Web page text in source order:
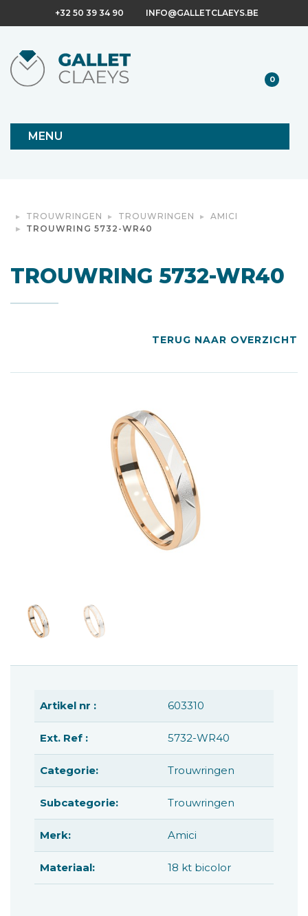
+32 50 39 34 90 INFO@GALLETCLAEYS.BE
0
MENU
TROUWRINGEN TROUWRINGEN
AMICI
TROUWRING 5732-WR40
TROUWRING 5732-WR40
TERUG NAAR OVERZICHT
Artikel nr : 603310
Ext. Ref : 5732-WR40
Categorie: Trouwringen
Subcategorie: Trouwringen
Merk: Amici
Materiaal: 18 kt bicolor